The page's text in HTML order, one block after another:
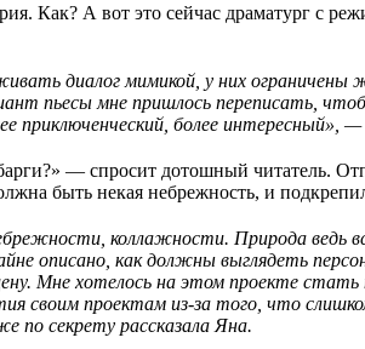
Как? А вот это сейчас драматург
диалог мимикой, у них
пьесы мне пришлось переписать,
приключенческий, более
— спросит дотошный читатель.
быть некая небрежность, и
коллажности. Природа ведь
описано, как должны выглядеть
Мне хотелось на этом проекте
своим проектам из-за того, что
по секрету рассказала Яна.